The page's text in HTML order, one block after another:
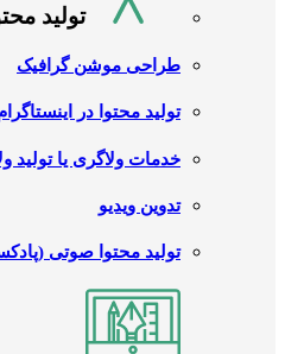
تولید
طراحی موشن گرافیک
تولید محتوا در
خدمات ولاگری یا تولید
تدوین ویدیو
تولید محتوا صوتی